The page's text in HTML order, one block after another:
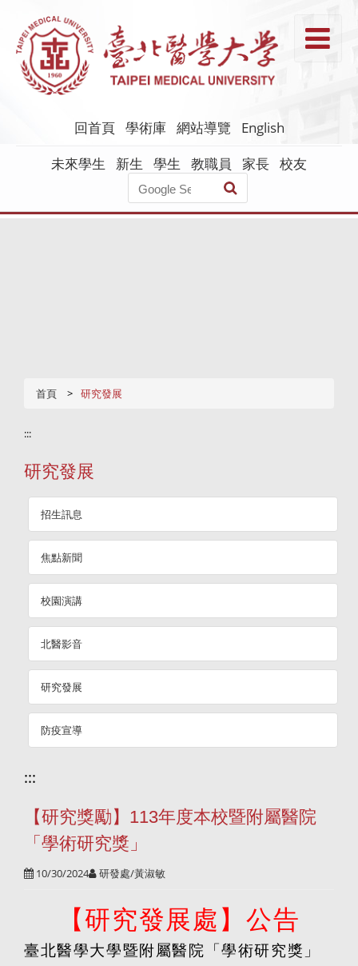
主
要
回首頁 學術庫 網站導覽
English
未來學生
新生 學生 教職員 家長 校友
首頁 研究發展
:::
研究發展
招生訊息
焦點新聞
校園演講
北醫影音
研究發展
防疫宣導
:::
【研究獎勵】113年度本校暨附屬醫院
「學術研究獎」
10/30/2024 研發處/黃淑敏
【研究發展處】公告
臺北醫學大學暨附屬醫院「學術研究獎」